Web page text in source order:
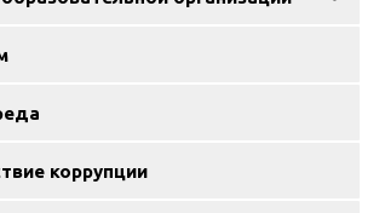
коррупции